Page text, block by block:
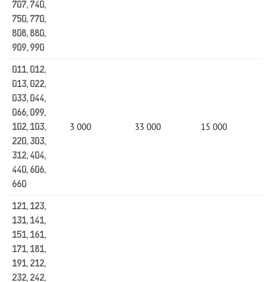
707, 740,
750, 770,
808, 880,
909, 990
011, 012,
013, 022,
033, 044,
066, 099,
102, 103,
220, 303,
312, 404,
440, 606,
660
3 000 33 000 15 000
121, 123,
131, 141,
151, 161,
171, 181,
191, 212,
232, 242,